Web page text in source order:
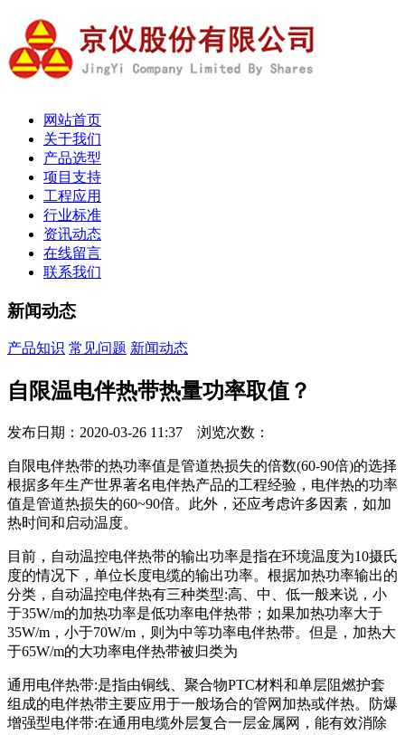
网站首页
关于我们
产品选型
项目支持
工程应用
行业标准
资讯动态
在线留言
联系我们
新闻动态
产品知识 常见问题 新闻动态
自限温电伴热带热量功率取值？
发布日期：2020-03-26 11:37 浏览次数：
自限电伴热带的热功率值是管道热损失的倍数(60-90倍)的选择
根据多年生产世界著名电伴热产品的工程经验，电伴热的功率
值是管道热损失的60~90倍。此外，还应考虑许多因素，如加
热时间和启动温度。
目前，自动温控电伴热带的输出功率是指在环境温度为10摄氏
度的情况下，单位长度电缆的输出功率。根据加热功率输出的
分类，自动温控电伴热有三种类型:高、中、低一般来说，小
于35W/m的加热功率是低功率电伴热带；如果加热功率大于
35W/m，小于70W/m，则为中等功率电伴热带。但是，加热大
于65W/m的大功率电伴热带被归类为
通用电伴热带:是指由铜线、聚合物PTC材料和单层阻燃护套
组成的电伴热带主要应用于一般场合的管网加热或伴热。防爆
增强型电伴带:在通用电缆外层复合一层金属网，能有效消除